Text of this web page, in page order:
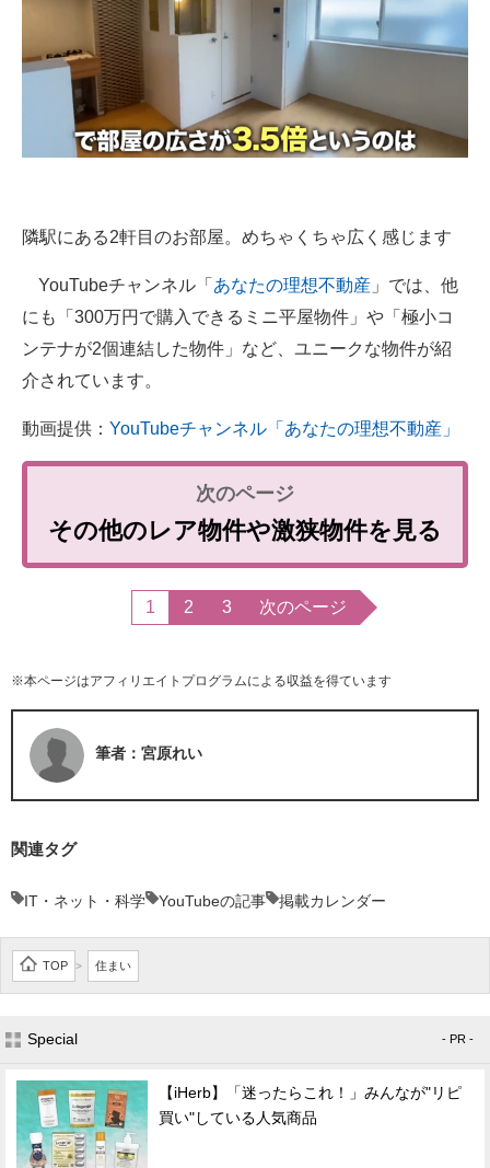
隣駅にある2軒目のお部屋。めちゃくちゃ広く感じます
YouTubeチャンネル「 あなたの理想不動産 」では、他
にも「300万円で購入できるミニ平屋物件」や「極小コ
ンテナが2個連結した物件」など、ユニークな物件が紹
介されています。
動画提供： YouTubeチャンネル「あなたの理想不動産」
その他のレア物件や激狭物件を見る
1 2 3 次のページ
※本ページはアフィリエイトプログラムによる収益を得ています
筆者：宮原れい
関連タグ
IT・ネット・科学 YouTubeの記事 掲載カレンダー
TOP > 住まい
Special - PR -
【iHerb】「迷ったらこれ！」みんなが"リピ
買い"している人気商品